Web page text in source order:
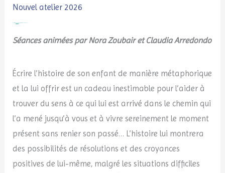
Nouvel atelier 2026
Séances animées par Nora Zoubair et Claudia Arredondo
Écrire l’histoire de son enfant de manière métaphorique
et la lui offrir est un cadeau inestimable pour l’aider à
trouver du sens à ce qui lui est arrivé dans le chemin qui
l’a mené jusqu’à vous et à vivre sereinement le moment
présent sans renier son passé… L’histoire lui montrera
des possibilités de résolutions et des croyances
positives de lui-même, malgré les situations difficiles